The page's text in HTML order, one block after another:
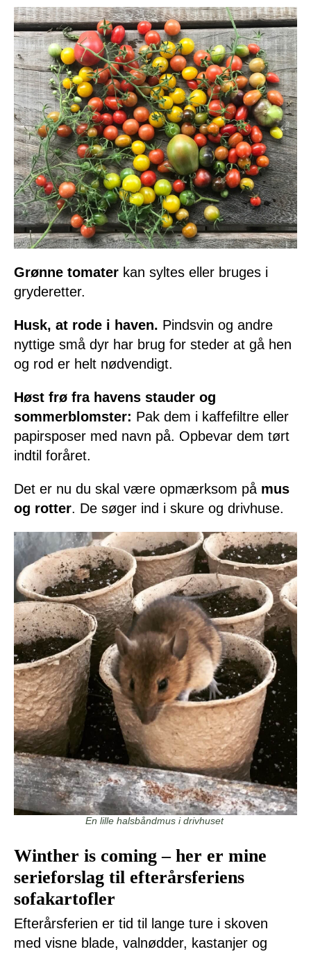
Grønne tomater kan syltes eller bruges i
gryderetter.
Husk, at rode i haven. Pindsvin og andre
nyttige små dyr har brug for steder at gå hen
og rod er helt nødvendigt.
Høst frø fra havens stauder og
sommerblomster: Pak dem i kaffefiltre eller
papirsposer med navn på. Opbevar dem tørt
indtil foråret.
Det er nu du skal være opmærksom på mus
og rotter. De søger ind i skure og drivhuse.
En lille halsbåndmus i drivhuset
Winther is coming – her er mine
serieforslag til efterårsferiens
sofakartofler
Efterårsferien er tid til lange ture i skoven
med visne blade, valnødder, kastanjer og